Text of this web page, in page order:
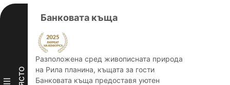
III
Банковата къща
Разположена сред живописната природа
на Рила планина, къщата за гости
Банковата къща предоставя уютен